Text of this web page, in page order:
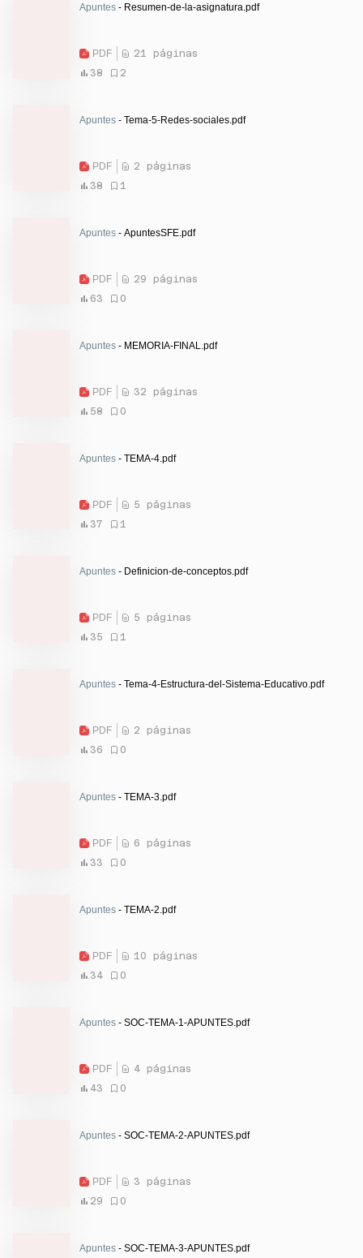
Apuntes - Resumen-de-la-asignatura.pdf
PDF
21 páginas
38
2
Apuntes - Tema-5-Redes-sociales.pdf
PDF
2 páginas
38
1
Apuntes - ApuntesSFE.pdf
PDF
29 páginas
63
0
Apuntes - MEMORIA-FINAL.pdf
PDF
32 páginas
58
0
Apuntes - TEMA-4.pdf
PDF
5 páginas
37
1
Apuntes - Definicion-de-conceptos.pdf
PDF
5 páginas
35
1
Apuntes - Tema-4-Estructura-del-Sistema-Educativo.pdf
PDF
2 páginas
36
0
Apuntes - TEMA-3.pdf
PDF
6 páginas
33
0
Apuntes - TEMA-2.pdf
PDF
10 páginas
34
0
Apuntes - SOC-TEMA-1-APUNTES.pdf
PDF
4 páginas
43
0
Apuntes - SOC-TEMA-2-APUNTES.pdf
PDF
3 páginas
29
0
Apuntes - SOC-TEMA-3-APUNTES.pdf